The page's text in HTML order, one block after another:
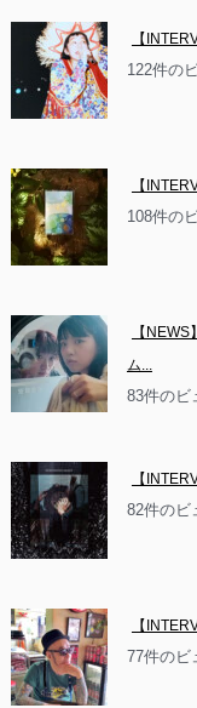
【
122件の
【
108件の
【
ム...
83件のビ
【
82件のビ
【
77件のビ